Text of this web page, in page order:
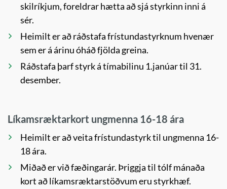
skilríkjum, foreldrar hætta að sjá styrkinn inni á
sér.
Heimilt er að ráðstafa frístundastyrknum hvenær
sem er á árinu óháð fjölda greina.
Ráðstafa þarf styrk á tímabilinu 1.janúar til 31.
desember.
Líkamsræktarkort ungmenna 16-18 ára
Heimilt er að veita frístundastyrk til ungmenna 16-
18 ára.
Miðað er við fæðingarár. Þriggja til tólf mánaða
kort að líkamsræktarstöðvum eru styrkhæf.